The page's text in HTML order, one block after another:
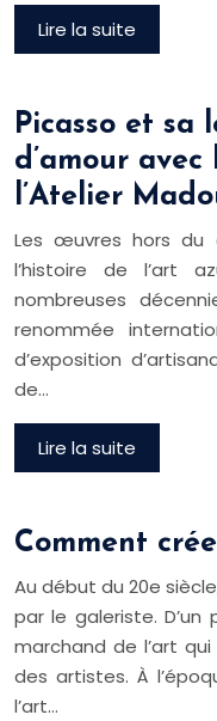
Lire la suite
Picasso et sa
d’amour
l’Atelier
Les œuvres hors du
l’histoire de l’art
nombreuses
renommée
d’exposition
de…
Lire la suite
Comment
Au début du 20e
par le galeriste.
marchand de l’art
des artistes. À
l’art…